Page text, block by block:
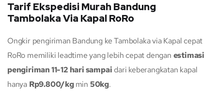
Tarif Ekspedisi Murah Bandung
Tambolaka Via Kapal RoRo
Ongkir pengiriman Bandung ke Tambolaka via Kapal cepat
RoRo memiliki leadtime yang lebih cepat dengan estimasi
pengiriman 11-12 hari sampai dari keberangkatan kapal
hanya Rp9.800/kgmin 50kg.